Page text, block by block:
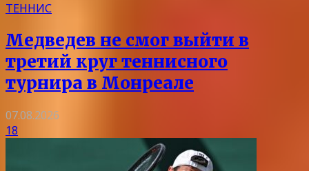
ТЕННИС
Медведев не смог выйти в
третий круг теннисного
турнира в Монреале
07.08.2026
18